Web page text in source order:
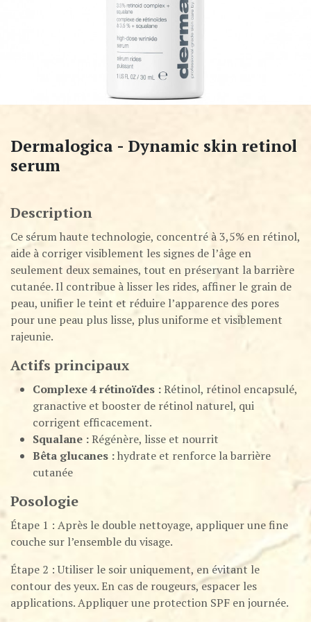
Dermalogica - Dynamic skin retinol
serum
Description
Ce sérum haute technologie, concentré à 3,5% en rétinol,
aide à corriger visiblement les signes de l’âge en
seulement deux semaines, tout en préservant la barrière
cutanée. Il contribue à lisser les rides, affiner le grain de
peau, unifier le teint et réduire l’apparence des pores
pour une peau plus lisse, plus uniforme et visiblement
rajeunie.
Actifs principaux
Complexe 4 rétinoïdes :Rétinol, rétinol encapsulé,
granactive et booster de rétinol naturel, qui
corrigent efficacement.
Squalane :Régénère, lisse et nourrit
Bêta glucanes :hydrate et renforce la barrière
cutanée
Posologie
Étape 1 : Après le double nettoyage, appliquer une fine
couche sur l’ensemble du visage.
Étape 2 : Utiliser le soir uniquement, en évitant le
contour des yeux. En cas de rougeurs, espacer les
applications. Appliquer une protection SPF en journée.